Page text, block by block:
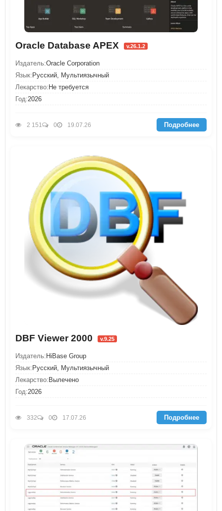
Oracle Database APEX v.26.1.2
Издатель:Oracle Corporation
Язык: Русский, Мультиязычный
Лекарство: Не требуется
Год:2026
2 151 0 19.07.26 Подробнее
DBF Viewer 2000 v.9.25
Издатель: HiBase Group
Язык: Русский, Мультиязычный
Лекарство: Вылечено
Год:2026
332 0 17.07.26 Подробнее